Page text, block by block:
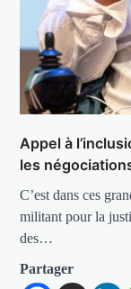
Appel à
les
C’est dans ces
militant pour la
des…
Partager